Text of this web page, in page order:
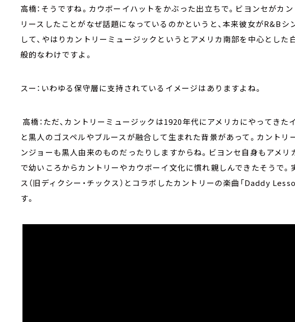
高橋：そうですね。カウボーイハットをかぶった出立ちで。ビヨンセがカ
リースしたことがなぜ話題になっているのかというと、本来彼女がR&Bシ
して、やはりカントリーミュージックというとアメリカ南部を中心とした
般的なわけですよ。
スー：いわゆる保守層に支持されているイメージはありますよね。
高橋：ただ、カントリーミュージックは1920年代にアメリカにやってき
と黒人のゴスペルやブルースが融合して生まれた背景があって。カントリ
ンジョーも黒人由来のものだったりしますからね。ビヨンセ自身もアメ
で幼いころからカントリーやカウボーイ文化に慣れ親しんできたそうで。
ス（旧ディクシー・チックス）とコラボしたカントリーの楽曲「Daddy
す。